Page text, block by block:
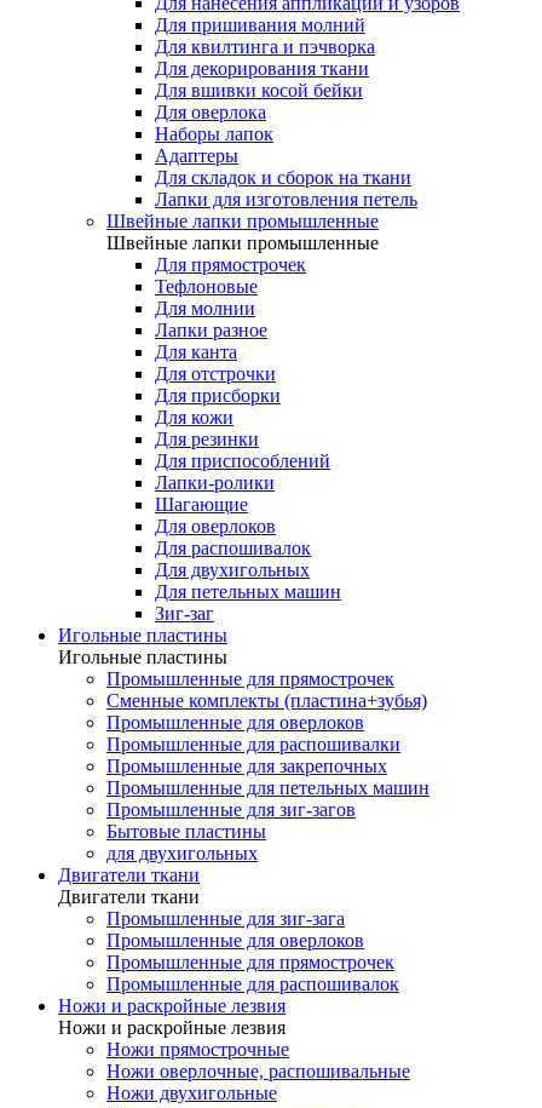
Для пришивания молний
Для квилтинга и пэчворка
Для декорирования ткани
Для вшивки косой бейки
Для оверлока
Наборы лапок
Адаптеры
Для складок и сборок на ткани
Лапки для изготовления петель
Швейные лапки промышленные
Швейные лапки промышленные
Для прямострочек
Тефлоновые
Для молнии
Лапки разное
Для канта
Для отстрочки
Для присборки
Для кожи
Для резинки
Для приспособлений
Лапки-ролики
Шагающие
Для оверлоков
Для распошивалок
Для двухигольных
Для петельных машин
Зиг-заг
Игольные пластины
Игольные пластины
Промышленные для прямострочек
Сменные комплекты (пластина+зубья)
Промышленные для оверлоков
Промышленные для распошивалки
Промышленные для закрепочных
Промышленные для петельных машин
Промышленные для зиг-загов
Бытовые пластины
для двухигольных
Двигатели ткани
Двигатели ткани
Промышленные для зиг-зага
Промышленные для оверлоков
Промышленные для прямострочек
Промышленные для распошивалок
Ножи и раскройные лезвия
Ножи и раскройные лезвия
Ножи прямострочные
Ножи оверлочные, распошивальные
Ножи двухигольные